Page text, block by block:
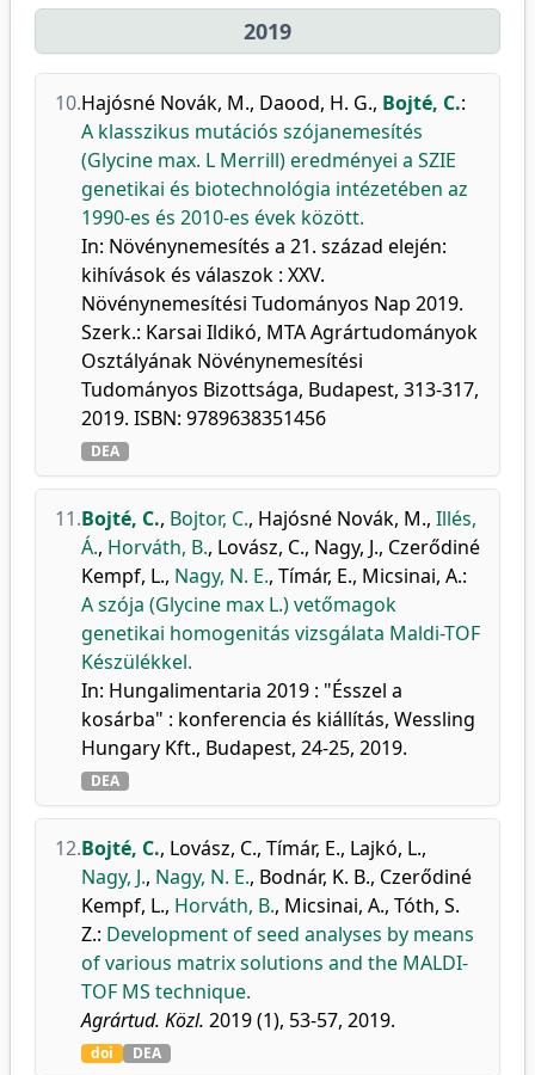
2019
10.Hajósné Novák, M., Daood, H. G., Bojté, C.:
A klasszikus mutációs szójanemesítés
(Glycine max. L Merrill) eredményei a SZIE
genetikai és biotechnológia intézetében az
1990-es és 2010-es évek között.
In: Növénynemesítés a 21. század elején:
kihívások és válaszok : XXV.
Növénynemesítési Tudományos Nap 2019.
Szerk.: Karsai Ildikó, MTA Agrártudományok
Osztályának Növénynemesítési
Tudományos Bizottsága, Budapest, 313-317,
2019. ISBN: 9789638351456
DEA
11.Bojté, C., Bojtor, C., Hajósné Novák, M., Illés,
Á., Horváth, B., Lovász, C., Nagy, J., Czerődiné
Kempf, L., Nagy, N. E., Tímár, E., Micsinai, A.:
A szója (Glycine max L.) vetőmagok
genetikai homogenitás vizsgálata Maldi-TOF
Készülékkel.
In: Hungalimentaria 2019 : "Ésszel a
kosárba" : konferencia és kiállítás, Wessling
Hungary Kft., Budapest, 24-25, 2019.
DEA
12.Bojté, C., Lovász, C., Tímár, E., Lajkó, L.,
Nagy, J., Nagy, N. E., Bodnár, K. B., Czerődiné
Kempf, L., Horváth, B., Micsinai, A., Tóth, S.
Z.: Development of seed analyses by means
of various matrix solutions and the MALDI-
TOF MS technique.
Agrártud. Közl. 2019 (1), 53-57, 2019.
doi DEA